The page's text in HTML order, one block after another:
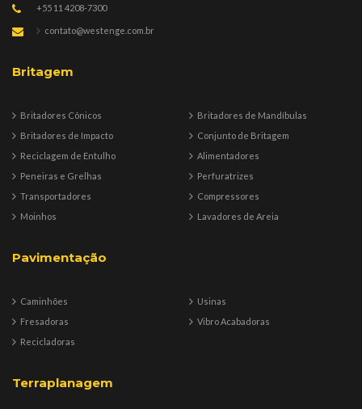
+55 11 4208-7300
contato@westenge.com.br
Britagem
Britadores Cônicos
Britadores de Impacto
Reciclagem de Entulho
Peneiras e Grelhas
Transportadores
Moinhos
Britadores de Mandíbulas
Conjunto de Britagem
Alimentadores
Perfuratrizes
Compressores
Lavadores de Areia
Pavimentação
Caminhões
Fresadoras
Recicladoras
Usinas
Vibro Acabadoras
Terraplanagem